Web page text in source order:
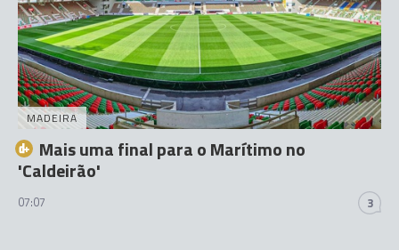
MADEIRA
Mais uma final para o Marítimo no
'Caldeirão'
07:07 3